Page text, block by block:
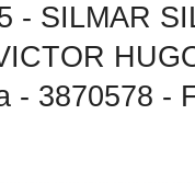
- SILMAR
- 3870578 -